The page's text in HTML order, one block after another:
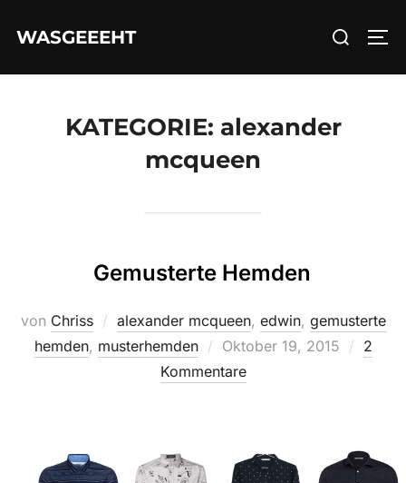
InhaltWASGEEEHT
Suchen
KATEGORIE: alexander
mcqueen
Gemusterte Hemden
von Chriss alexander mcqueen, edwin, gemusterte
hemden, musterhemden
Veröffentlicht
am
Oktober 19, 2015
2
Kommentare